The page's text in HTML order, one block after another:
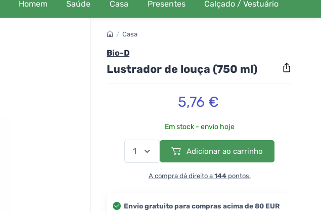
Homem Saúde Casa Presentes Calçado / Vestuário
/ Casa
Bio-D
Lustrador de louça (750 ml)
5,76 €
Em stock - envio hoje
Adicionar ao carrinho
A compra dá direito a 144pontos.
Envio gratuito para compras acima de 80 EUR